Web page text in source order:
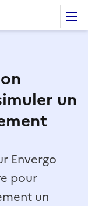
un
Envergo
pour
un